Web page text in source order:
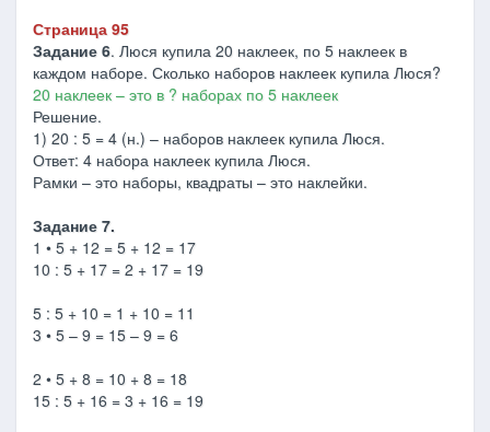
Страница 95
Задание 6. Люся купила 20 наклеек, по 5 наклеек в
каждом наборе. Сколько наборов наклеек купила Люся?
20 наклеек – это в ? наборах по 5 наклеек
Решение.
1) 20 : 5 = 4 (н.) – наборов наклеек купила Люся.
Ответ: 4 набора наклеек купила Люся.
Рамки – это наборы, квадраты – это наклейки.
Задание 7.
1 • 5 + 12 = 5 + 12 = 17
10 : 5 + 17 = 2 + 17 = 19
5 : 5 + 10 = 1 + 10 = 11
3 • 5 – 9 = 15 – 9 = 6
2 • 5 + 8 = 10 + 8 = 18
15 : 5 + 16 = 3 + 16 = 19